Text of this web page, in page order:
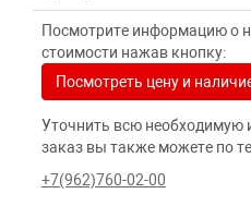
Посмотрите информацию о
стоимости нажав кнопку:
Посмотреть цену и
Уточнить всю
заказ вы также можете по
+7(962)760-02-00